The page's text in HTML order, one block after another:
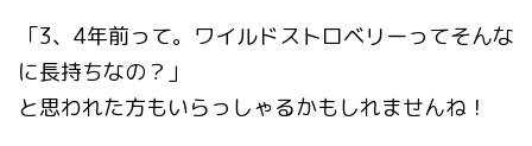
「3、4年前って。ワイルドストロベリーってそんな
に長持ちなの？」
と思われた方もいらっしゃるかもしれませんね！